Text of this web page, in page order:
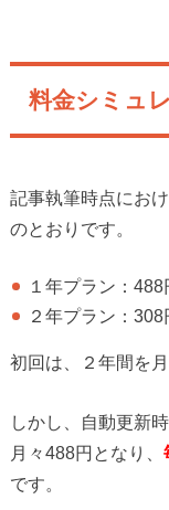
料金シミュ
記事執筆時点にお
のとおりです。
１年プラン：488
２年プラン：308
初回は、２年間を
しかし、自動更新
月々488円となり、
です。